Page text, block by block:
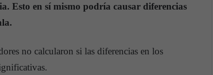
Esto en sí mismo podría causar diferencias
no calcularon si las diferencias en los